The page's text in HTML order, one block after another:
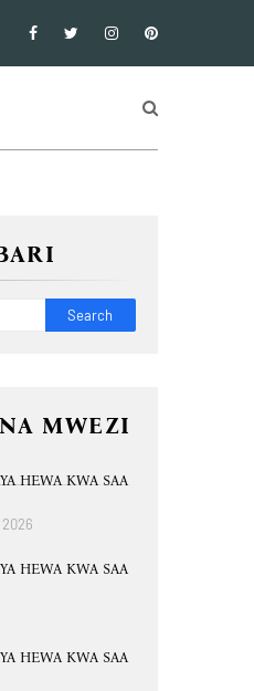
MWEZI
HEWA KWA SAA
HEWA KWA SAA
HEWA KWA SAA